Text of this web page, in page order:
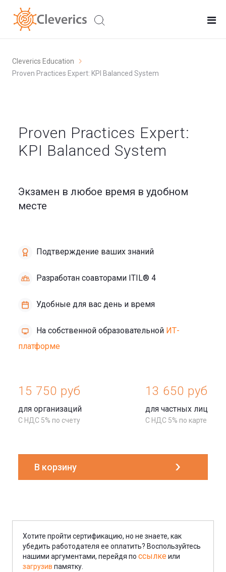
Cleverics Education
Proven Practices Expert: KPI Balanced System
Proven Practices Expert:
KPI Balanced System
Экзамен в любое время в удобном
месте
Подтверждение ваших знаний
Разработан соавторами ITIL® 4
Удобные для вас день и время
На собственной образовательной ИТ-
платформе
15 750 руб
для организаций
С НДС 5% по счету
13 650 руб
для частных лиц
С НДС 5% по карте
Хотите пройти сертификацию, но не знаете, как
убедить работодателя ее оплатить? Воспользуйтесь
нашими аргументами, перейдя по ссылкеили
загрузив памятку.